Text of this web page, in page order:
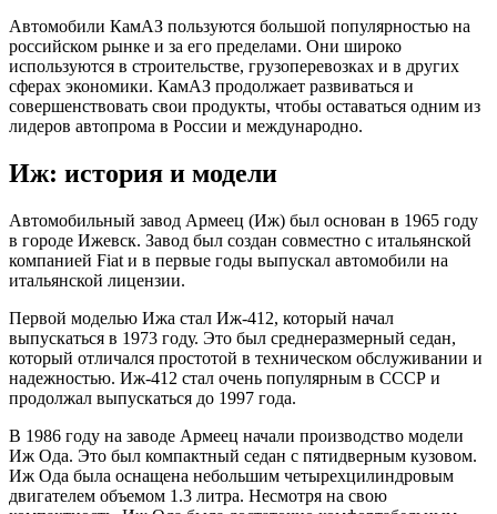
Автомобили КамАЗ пользуются большой популярностью на
российском рынке и за его пределами. Они широко
используются в строительстве, грузоперевозках и в других
сферах экономики. КамАЗ продолжает развиваться и
совершенствовать свои продукты, чтобы оставаться одним из
лидеров автопрома в России и международно.
Иж: история и модели
Автомобильный завод Армеец (Иж) был основан в 1965 году
в городе Ижевск. Завод был создан совместно с итальянской
компанией Fiat и в первые годы выпускал автомобили на
итальянской лицензии.
Первой моделью Ижа стал Иж-412, который начал
выпускаться в 1973 году. Это был среднеразмерный седан,
который отличался простотой в техническом обслуживании и
надежностью. Иж-412 стал очень популярным в СССР и
продолжал выпускаться до 1997 года.
В 1986 году на заводе Армеец начали производство модели
Иж Ода. Это был компактный седан с пятидверным кузовом.
Иж Ода была оснащена небольшим четырехцилиндровым
двигателем объемом 1.3 литра. Несмотря на свою